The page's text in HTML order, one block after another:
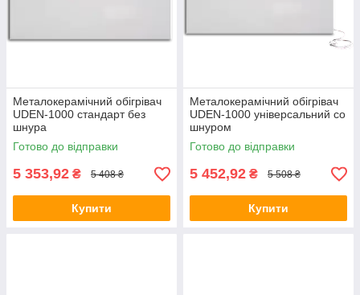
Металокерамічний обігрівач
UDEN-1000 стандарт без
шнура
Готово до відправки
5 353,92 ₴ 5 408 ₴
Купити
Металокерамічний обігрівач
UDEN-1000 універсальний со
шнуром
Готово до відправки
5 452,92 ₴ 5 508 ₴
Купити